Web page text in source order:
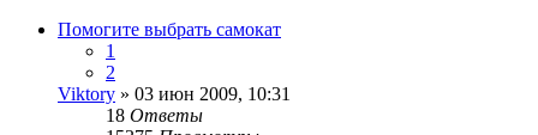
Помогите выбрать самокат
1
2
Viktory » 03 июн 2009, 10:31
18 Ответы